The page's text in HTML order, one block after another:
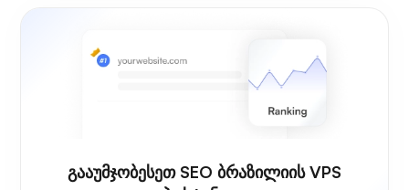
გააუმჯობესეთ SEO ბრაზილიის VPS